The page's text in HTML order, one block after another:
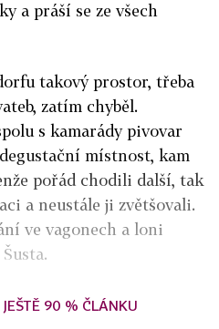
a práší se ze všech
takový prostor, třeba
zatím chyběl.
s kamarády pivovar
místnost, kam
pořád chodili další, tak
a neustále ji zvětšovali.
ve vagonech a loni
90 % ČLÁNKU